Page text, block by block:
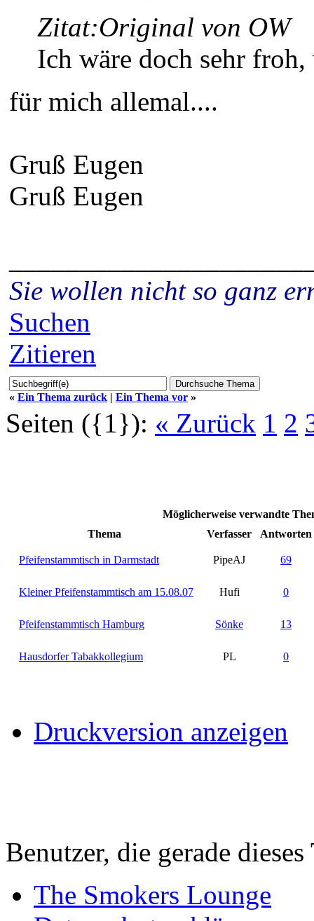
Zitat:Original von OW
Ich wäre doch sehr
für mich allemal....
Gruß Eugen
Gruß Eugen
Sie wollen nicht so ganz
Suchen
Zitieren
« Ein Thema zurück | Ein Thema vor »
Seiten ({1}): « Zurück 1 2
Möglicherweise verwandte
Thema
Verfasser Antworten
Pfeifenstammtisch in Darmstadt PipeAJ 69
Kleiner Pfeifenstammtisch am 15.08.07 Hufi 0
Pfeifenstammtisch Hamburg Sönke 13
Hausdorfer Tabakkollegium PL 0
Druckversion anzeigen
Benutzer, die gerade
The Smokers Lounge